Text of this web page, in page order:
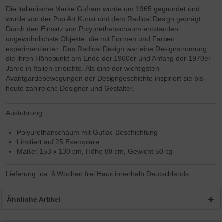
Die italienische Marke Gufram wurde um 1965 gegründet und
wurde von der Pop Art Kunst und dem Radical Design geprägt.
Durch den Einsatz von Polyurethanschaum entstanden
ungewöhnlichste Objekte, die mit Formen und Farben
experimentierten. Das Radical Design war eine Designströmung,
die ihren Höhepunkt am Ende der 1960er und Anfang der 1970er
Jahre in Italien erreichte. Als eine der wichtigsten
Avantgardebewegungen der Designgeschichte inspiriert sie bis
heute zahlreiche Designer und Gestalter.
Ausführung:
Polyurethanschaum mit Guflac-Beschichtung
Limitiert auf 25 Exemplare
Maße: 153 x 130 cm, Höhe 80 cm, Gewicht 50 kg
Lieferung: ca. 6 Wochen frei Haus innerhalb Deutschlands
Ähnliche Artikel